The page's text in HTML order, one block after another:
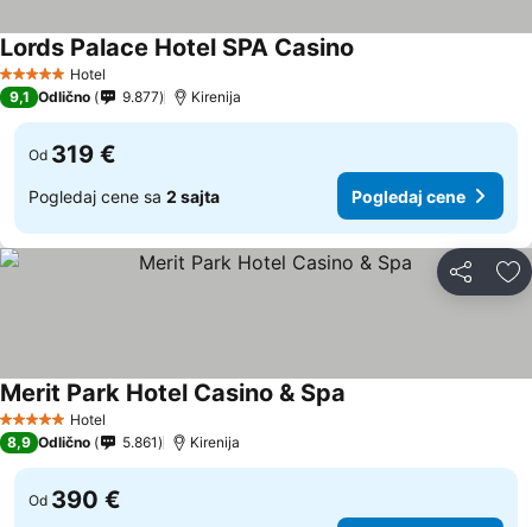
5 ZvezdiceHotel
Lords Palace Hotel SPA Casino
9,1 Odlično 9.877 Kirenija
Od 319 €
Pogledaj cene sa 2 sajta Pogledaj cene
Deli
5 ZvezdiceHotel
Merit Park Hotel Casino & Spa
8,9 Odlično 5.861 Kirenija
Od 390 €